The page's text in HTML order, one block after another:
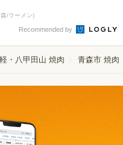
/ラーメン)
Recommended by
・八甲田山 焼肉 青森市 焼肉